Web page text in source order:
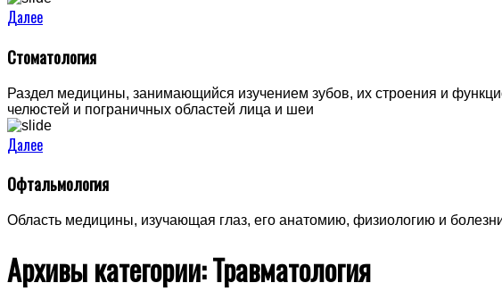
Далее
Стоматология
Раздел медицины, занимающийся изучением зубов, их строения и
челюстей и пограничных областей лица и шеи
Далее
Офтальмология
Область медицины, изучающая глаз, его анатомию, физиологию и
Архивы категории:Травматология